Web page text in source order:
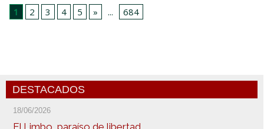
1
2 3 4 5 » ... 684
DESTACADOS
18/06/2026